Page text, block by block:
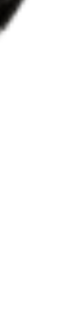
をご